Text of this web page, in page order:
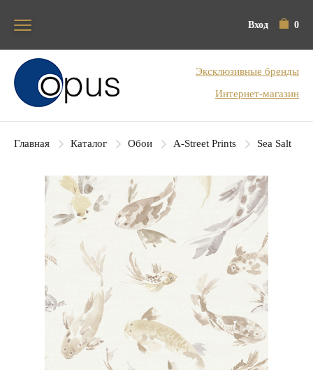
Вход 0
Блок поиска
Эксклюзивные бренды
Интернет-магазин
Главная Каталог Обои A-Street Prints Sea Salt